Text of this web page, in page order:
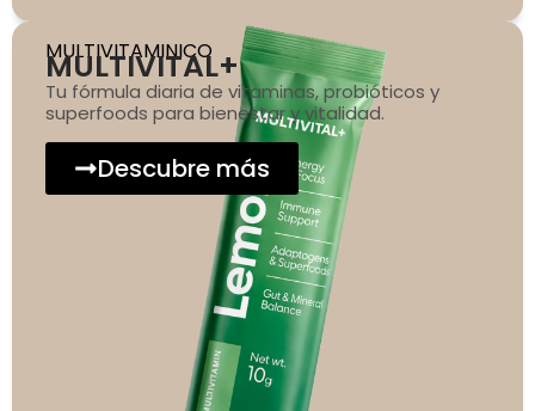
MULTIVITAMINICO
MULTIVITAL+
Tu fórmula diaria de vitaminas, probióticos y
superfoods para bienestar y vitalidad.
Descubre más